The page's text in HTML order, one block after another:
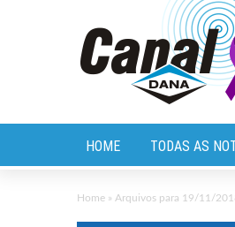
HOME TODAS AS
Home » Arquivos para 19/11/